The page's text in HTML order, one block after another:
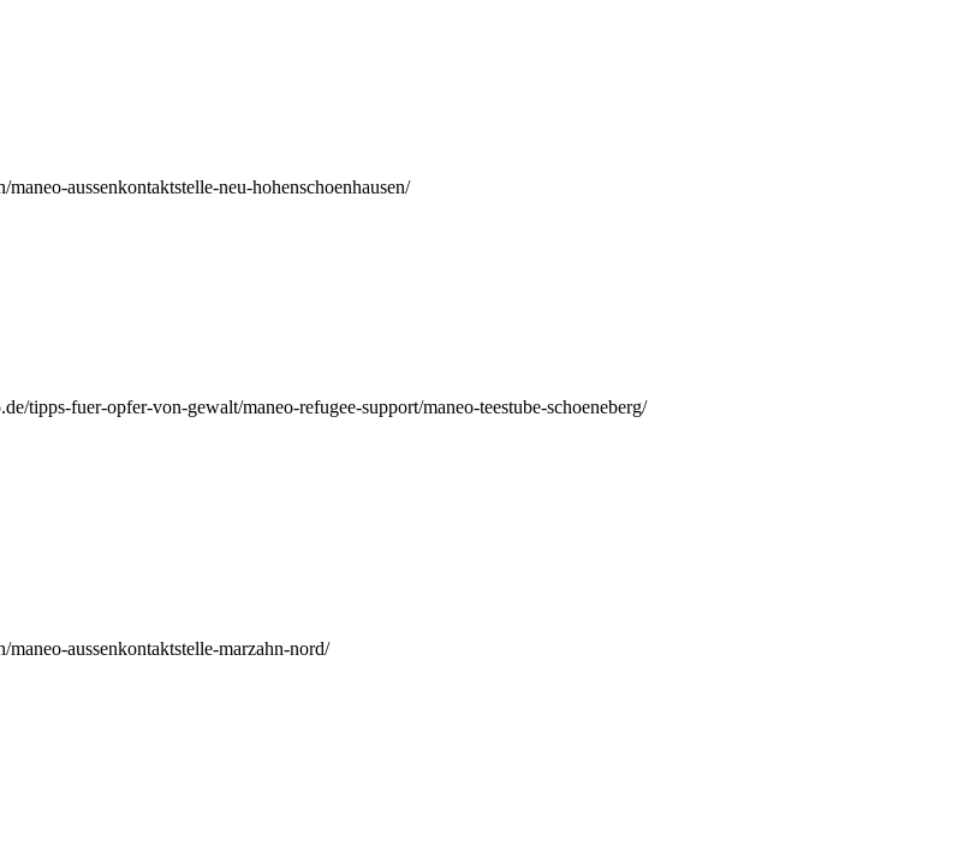
aussenkontaktstelle-neu-hohenschoenhausen/
tipps-fuer-opfer-von-gewalt/maneo-refugee-support/maneo-teestube-schoeneberg/
aussenkontaktstelle-marzahn-nord/